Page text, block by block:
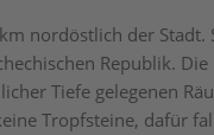
nordöstlich der Stadt.
Republik.
Tiefe gelegenen
Tropfsteine, dafür